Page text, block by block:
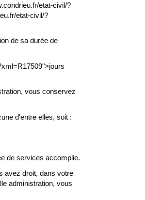
etat-civil/?
etat-civil/?
de sa durée de
vous conservez
d'entre elles, soit :
de services accomplie.
avez droit, dans votre
administration, vous